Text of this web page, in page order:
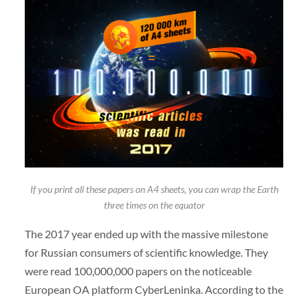
If you print all these papers on A4 sheets, you can wrap the Earth
three times on the equator
The 2017 year ended up with the massive milestone
for Russian consumers of scientific knowledge. They
were read 100,000,000 papers on the noticeable
European OA platform CyberLeninka. According to the